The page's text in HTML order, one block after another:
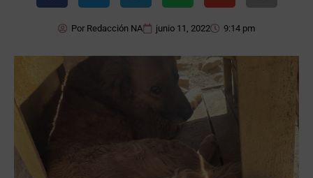
Por Redacción NA junio 11, 2022 9:14 pm